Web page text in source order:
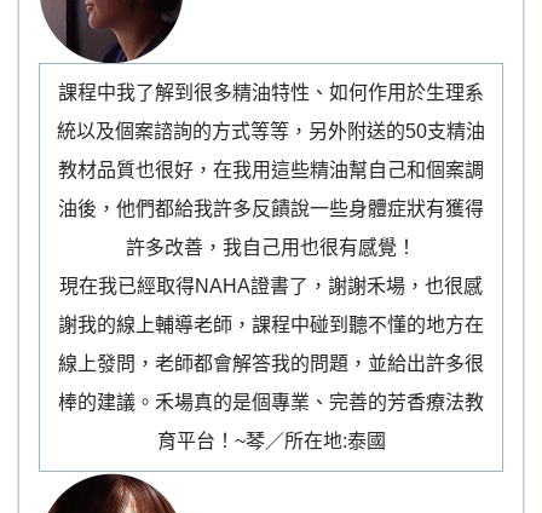
課程中我了解到很多精油特性、如何作用於生理系
統以及個案諮詢的方式等等，另外附送的50支精油
教材品質也很好，在我用這些精油幫自己和個案調
油後，他們都給我許多反饋說一些身體症狀有獲得
許多改善，我自己用也很有感覺！
現在我已經取得NAHA證書了，謝謝禾場，也很感
謝我的線上輔導老師，課程中碰到聽不懂的地方在
線上發問，老師都會解答我的問題，並給出許多很
棒的建議。禾場真的是個專業、完善的芳香療法教
育平台！~琴／所在地:泰國